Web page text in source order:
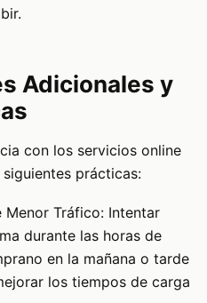
Adicionales y
con los servicios online
siguientes prácticas:
Menor Tráfico: Intentar
durante las horas de
en la mañana o tarde
los tiempos de carga